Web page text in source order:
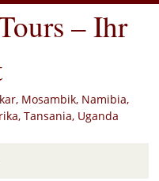
– Ihr
Mosambik, Namibia,
Tansania, Uganda